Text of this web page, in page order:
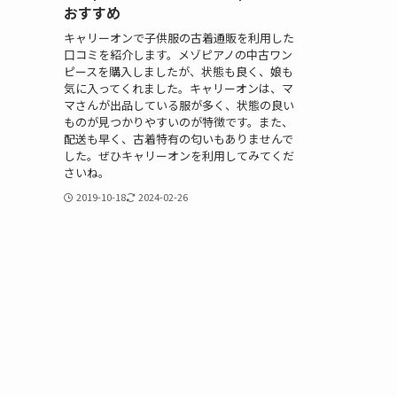
おすすめ
キャリーオンで子供服の古着通販を利用した
口コミを紹介します。メゾピアノの中古ワン
ピースを購入しましたが、状態も良く、娘も
気に入ってくれました。キャリーオンは、マ
マさんが出品している服が多く、状態の良い
ものが見つかりやすいのが特徴です。また、
配送も早く、古着特有の匂いもありませんで
した。ぜひキャリーオンを利用してみてくだ
さいね。
2019-10-18 2024-02-26